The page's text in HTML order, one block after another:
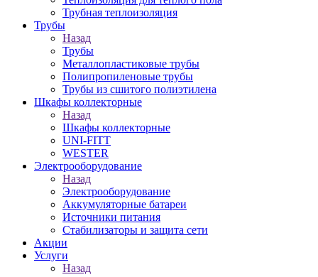
Трубная теплоизоляция
Трубы
Назад
Трубы
Металлопластиковые трубы
Полипропиленовые трубы
Трубы из сшитого полиэтилена
Шкафы коллекторные
Назад
Шкафы коллекторные
UNI-FITT
WESTER
Электрооборудование
Назад
Электрооборудование
Аккумуляторные батареи
Источники питания
Стабилизаторы и защита сети
Акции
Услуги
Назад